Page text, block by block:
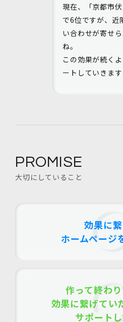
現在、「京都市
で6位ですが、近
い合わせが寄せ
ね。
この効果が続く
ートしていきます
PROMISE
大切にしていること
効果に
ホームページ
作って終わ
効果に繋げてい
サポート